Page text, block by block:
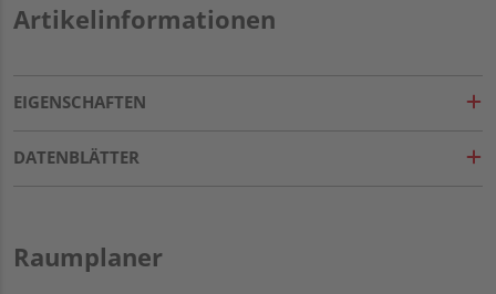
Artikelinformationen
EIGENSCHAFTEN
DATENBLÄTTER
Raumplaner